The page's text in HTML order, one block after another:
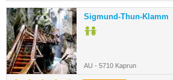
6. Sigmund-Thun-Klamm
AU - 5710 Kaprun